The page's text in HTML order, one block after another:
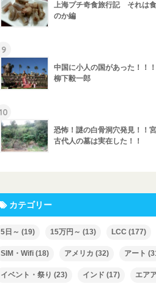
上海プチ奇食旅行記 それは
のか編
9
中国に小人の国があった！！
柳下毅一郎
10
恐怖！謎の白骨洞穴発見！！
古代人の墓は実在した！！
カテゴリー
5日～ (19) 15万円～ (13) LCC (177)
SIM・Wifi (18) アメリカ (32) アート
イベント・祭り (23) インド (17) エア